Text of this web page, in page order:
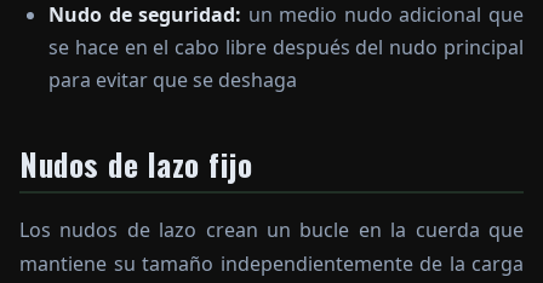
Nudo de seguridad: un medio nudo adicional que
se hace en el cabo libre después del nudo principal
para evitar que se deshaga
Nudos de lazo fijo
Los nudos de lazo crean un bucle en la cuerda que
mantiene su tamaño independientemente de la carga